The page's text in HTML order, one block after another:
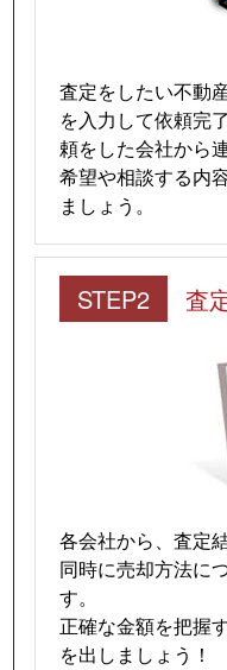
査定をしたい不動
を入力して依頼完
頼をした会社から
希望や相談する内
ましょう。
STEP2 査
各会社から、査定
同時に売却方法に
す。
正確な金額を把握
を出しましょう！